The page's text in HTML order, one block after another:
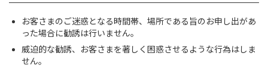
お客さまのご迷惑となる時間帯、場所である旨のお申し出があ
った場合に勧誘は行いません。
威迫的な勧誘、お客さまを著しく困惑させるような行為はしま
せん。